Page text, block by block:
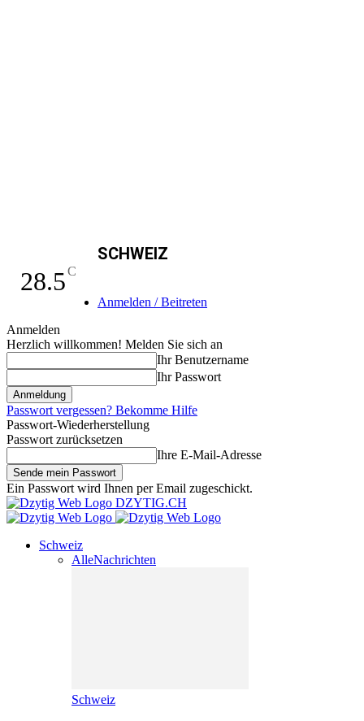
28.5C
SCHWEIZ
Anmelden / Beitreten
Anmelden
Herzlich willkommen! Melden Sie sich an
Ihr Benutzername
Ihr Passwort
Passwort vergessen? Bekomme Hilfe
Passwort-Wiederherstellung
Passwort zurücksetzen
Ihre E-Mail-Adresse
Ein Passwort wird Ihnen per Email zugeschickt.
DZYTIG.CH
Schweiz
AlleNachrichten
Schweiz